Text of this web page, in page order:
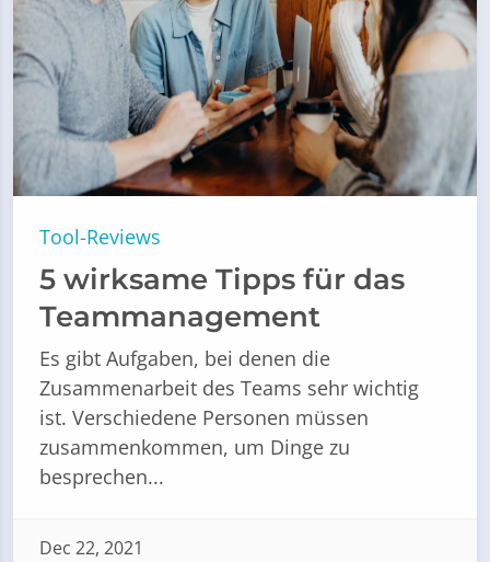
Tool-Reviews
5 wirksame Tipps für das
Teammanagement
Es gibt Aufgaben, bei denen die
Zusammenarbeit des Teams sehr wichtig
ist. Verschiedene Personen müssen
zusammenkommen, um Dinge zu
besprechen...
Dec 22, 2021